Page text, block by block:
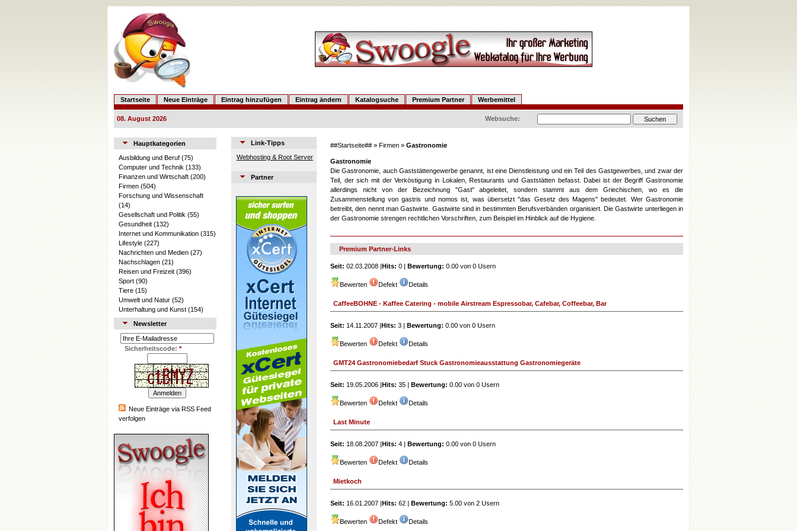
Startseite Neue Einträge Eintrag hinzufügen Eintrag ändern Katalogsuche Premium Partner Werbemittel
08. August 2026 Websuche:
Hauptkategorien
Ausbildung und Beruf (75)
Computer und Technik (133)
Finanzen und Wirtschaft (200)
Firmen (504)
Forschung und Wissenschaft
(14)
Gesellschaft und Politik (55)
Gesundheit (132)
Internet und Kommunikation (315)
Lifestyle (227)
Nachrichten und Medien (27)
Nachschlagen (21)
Reisen und Freizeit (396)
Sport (90)
Tiere (15)
Umwelt und Natur (52)
Unterhaltung und Kunst (154)
Newsletter
Sicherheitscode: *
Neue Einträge via RSS Feed
verfolgen
Link-Tipps
Webhosting & Root Server
Partner
##Startseite##» Firmen» Gastronomie
Gastronomie
Die Gastronomie, auch Gaststättengewerbe genannt, ist eine Dienstleistung und ein Teil des Gastgewerbes, und zwar der
Teil, der sich mit der Verköstigung in Lokalen, Restaurants und Gaststätten befasst. Dabei ist der Begriff Gastronomie
allerdings nicht von der Bezeichnung "Gast" abgeleitet, sondern stammt aus dem Griechischen, wo es die
Zusammenstellung von gastris und nomos ist, was übersetzt "das Gesetz des Magens" bedeutet. Wer Gastronomie
betreibt, den nennt man Gastwirte. Gastwirte sind in bestimmten Berufsverbänden organisiert. Die Gastwirte unterliegen in
der Gastronomie strengen rechtlichen Vorschriften, zum Beispiel im Hinblick auf die Hygiene.
Premium Partner-Links
Seit: 02.03.2008 |Hits: 0 | Bewertung: 0.00 von 0 Usern
Bewerten Defekt Details
CaffeeBOHNE - Kaffee Catering - mobile Airstream Espressobar, Cafebar, Coffeebar, Bar
Seit: 14.11.2007 |Hits: 3 | Bewertung: 0.00 von 0 Usern
Bewerten Defekt Details
GMT24 Gastronomiebedarf Stuck Gastronomieausstattung Gastronomiegeräte
Seit: 19.05.2006 |Hits: 35 | Bewertung: 0.00 von 0 Usern
Bewerten Defekt Details
Last Minute
Seit: 18.08.2007 |Hits: 4 | Bewertung: 0.00 von 0 Usern
Bewerten Defekt Details
Mietkoch
Seit: 16.01.2007 |Hits: 62 | Bewertung: 5.00 von 2 Usern
Bewerten Defekt Details